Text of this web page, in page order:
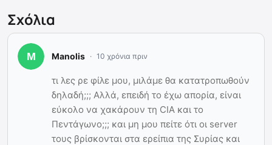
Σχόλια
Manolis 10 χρόνια πριν
τι λες ρε φίλε μου, μιλάμε θα κατατροπωθούν
δηλαδή;;; Αλλά, επειδή το έχω απορία, είναι
εύκολο να χακάρουν τη CIA και το
Πεντάγωνο;;; και μη μου πείτε ότι οι server
τους βρίσκονται στα ερείπια της Συρίας και